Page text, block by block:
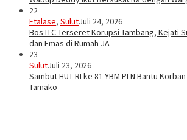
22
Etalase, SulutJuli 24, 2026
Bos ITC Terseret Korupsi Tambang, Kejati
dan Emas di Rumah JA
23
SulutJuli 23, 2026
Sambut HUT RI ke 81 YBM PLN Bantu
Tamako